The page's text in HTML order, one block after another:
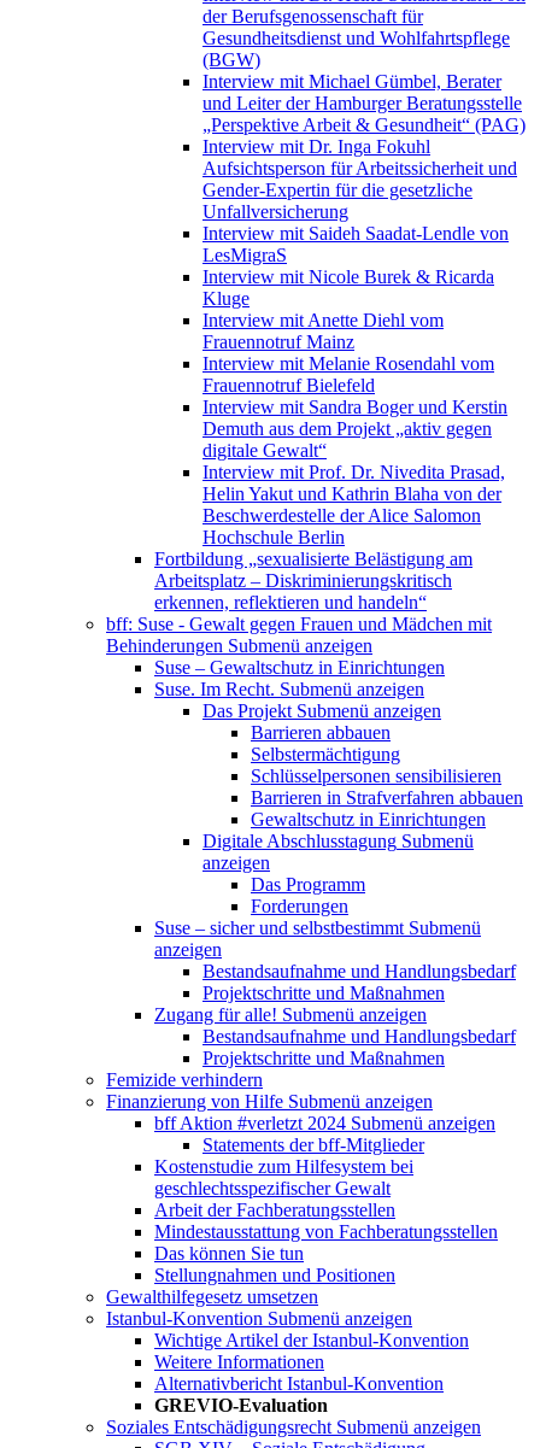
der Berufsgenossenschaft für
Gesundheitsdienst und Wohlfahrtspflege
(BGW)
Interview mit Michael Gümbel, Berater
und Leiter der Hamburger Beratungsstelle
„Perspektive Arbeit & Gesundheit“ (PAG)
Interview mit Dr. Inga Fokuhl
Aufsichtsperson für Arbeitssicherheit und
Gender-Expertin für die gesetzliche
Unfallversicherung
Interview mit Saideh Saadat-Lendle von
LesMigraS
Interview mit Nicole Burek & Ricarda
Kluge
Interview mit Anette Diehl vom
Frauennotruf Mainz
Interview mit Melanie Rosendahl vom
Frauennotruf Bielefeld
Interview mit Sandra Boger und Kerstin
Demuth aus dem Projekt „aktiv gegen
digitale Gewalt“
Interview mit Prof. Dr. Nivedita Prasad,
Helin Yakut und Kathrin Blaha von der
Beschwerdestelle der Alice Salomon
Hochschule Berlin
Fortbildung „sexualisierte Belästigung am
Arbeitsplatz – Diskriminierungskritisch
erkennen, reflektieren und handeln“
bff: Suse - Gewalt gegen Frauen und Mädchen mit
Behinderungen Submenü anzeigen
Suse – Gewaltschutz in Einrichtungen
Suse. Im Recht. Submenü anzeigen
Das Projekt Submenü anzeigen
Barrieren abbauen
Selbstermächtigung
Schlüsselpersonen sensibilisieren
Barrieren in Strafverfahren abbauen
Gewaltschutz in Einrichtungen
Digitale Abschlusstagung Submenü
anzeigen
Das Programm
Forderungen
Suse – sicher und selbstbestimmt Submenü
anzeigen
Bestandsaufnahme und Handlungsbedarf
Projektschritte und Maßnahmen
Zugang für alle! Submenü anzeigen
Bestandsaufnahme und Handlungsbedarf
Projektschritte und Maßnahmen
Femizide verhindern
Finanzierung von Hilfe Submenü anzeigen
bff Aktion #verletzt 2024 Submenü anzeigen
Statements der bff-Mitglieder
Kostenstudie zum Hilfesystem bei
geschlechtsspezifischer Gewalt
Arbeit der Fachberatungsstellen
Mindestausstattung von Fachberatungsstellen
Das können Sie tun
Stellungnahmen und Positionen
Gewalthilfegesetz umsetzen
Istanbul-Konvention Submenü anzeigen
Wichtige Artikel der Istanbul-Konvention
Weitere Informationen
Alternativbericht Istanbul-Konvention
GREVIO-Evaluation
Soziales Entschädigungsrecht Submenü anzeigen